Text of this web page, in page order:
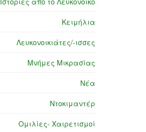
Κειμήλια
Λευκονοικιάτες/-ισσες
Μνήμες Μικρασίας
Νέα
Ντοκιμαντέρ
Ομιλίες- Χαιρετισμοί